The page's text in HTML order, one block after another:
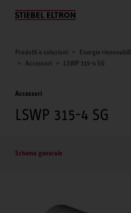
Chi siamo
Prodotti e soluzioni Energie rinnovabili
Accessori
LSWP 315-4 SG
Accessori
LSWP 315-4 SG
Schema generale